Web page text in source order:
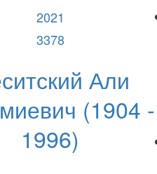
2021
3378
Али
(1904 -
1996)